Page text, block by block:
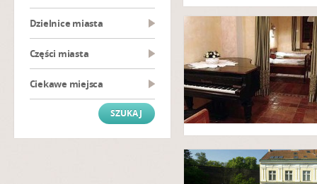
Dzielnice miasta
Części miasta
Ciekawe miejsca